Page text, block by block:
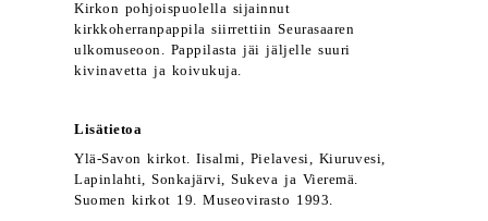
Kirkon pohjoispuolella sijainnut
kirkkoherranpappila siirrettiin Seurasaaren
ulkomuseoon. Pappilasta jäi jäljelle suuri
kivinavetta ja koivukuja.
Lisätietoa
Ylä-Savon kirkot. Iisalmi, Pielavesi, Kiuruvesi,
Lapinlahti, Sonkajärvi, Sukeva ja Vieremä.
Suomen kirkot 19. Museovirasto 1993.